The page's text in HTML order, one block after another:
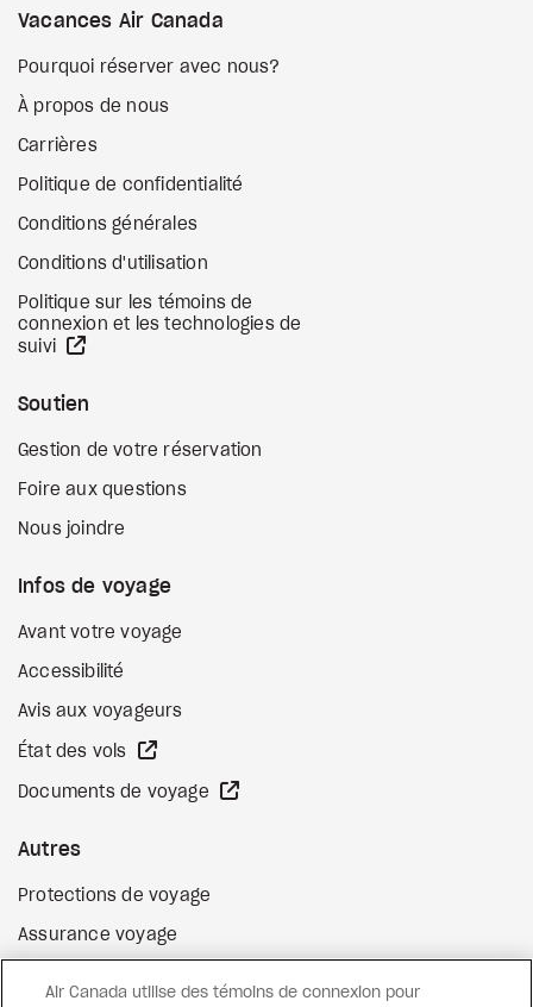
Vacances Air Canada
Pourquoi réserver avec nous?
À propos de nous
Carrières
Politique de confidentialité
Conditions générales
Conditions d'utilisation
Politique sur les témoins de
connexion et les technologies de
suivi
Soutien
Gestion de votre réservation
Foire aux questions
Nous joindre
Infos de voyage
Avant votre voyage
Accessibilité
Avis aux voyageurs
État des vols
Documents de voyage
Autres
Protections de voyage
Assurance voyage
Air Canada utilise des témoins de connexion pour